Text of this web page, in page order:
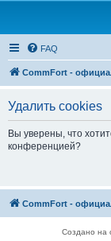
FAQ
CommFort -
Удалить cookies
Вы уверены, что
конференцией?
CommFort -
Создано на